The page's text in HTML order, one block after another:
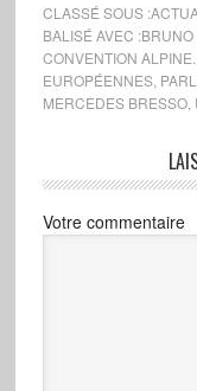
CLASSÉ SOUS :
BALISÉ AVEC :BRUNO
CONVENTION ALPINE.
EUROPÉENNES,
MERCEDES BRESSO,
Votre commentaire